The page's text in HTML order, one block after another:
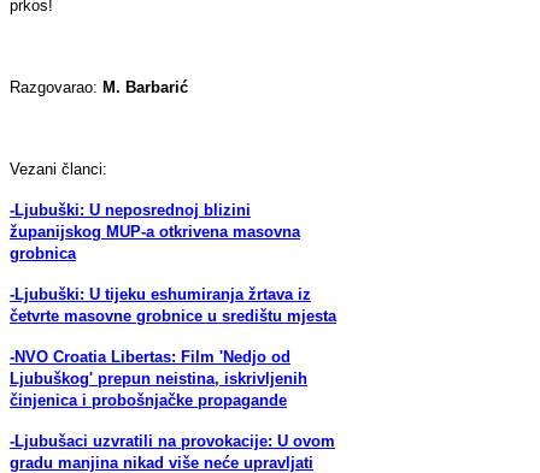
prkos!
Razgovarao: M. Barbarić
Vezani članci:
-Ljubuški: U neposrednoj blizini
županijskog MUP-a otkrivena masovna
grobnica
-Ljubuški: U tijeku eshumiranja žrtava iz
četvrte masovne grobnice u središtu mjesta
-NVO Croatia Libertas: Film 'Nedjo od
Ljubuškog' prepun neistina, iskrivljenih
činjenica i probošnjačke propagande
-Ljubušaci uzvratili na provokacije: U ovom
gradu manjina nikad više neće upravljati